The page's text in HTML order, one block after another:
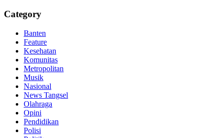
Category
Banten
Feature
Kesehatan
Komunitas
Metropolitan
Musik
Nasional
News Tangsel
Olahraga
Opini
Pendidikan
Polisi